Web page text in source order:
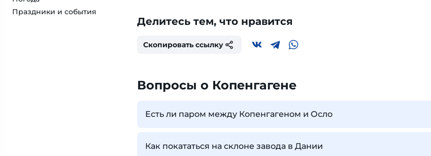
Праздники и события
Делитесь тем, что нравится
Скопировать ссылку
Вопросы о Копенгагене
Есть ли паром между Копенгагеном и Осло
Как покататься на склоне завода в Дании